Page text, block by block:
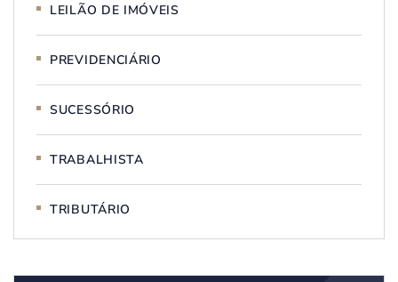
LEILÃO DE IMÓVEIS
PREVIDENCIÁRIO
SUCESSÓRIO
TRABALHISTA
TRIBUTÁRIO